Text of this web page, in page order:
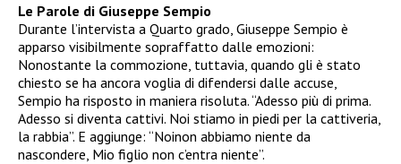
Le Parole di Giuseppe Sempio
Durante l’intervista a Quarto grado, Giuseppe Sempio è
apparso visibilmente sopraffatto dalle emozioni:
Nonostante la commozione, tuttavia, quando gli è stato
chiesto se ha ancora voglia di difendersi dalle accuse,
Sempio ha risposto in maniera risoluta. “Adesso più di prima.
Adesso si diventa cattivi. Noi stiamo in piedi per la cattiveria,
la rabbia”. E aggiunge: “Noinon abbiamo niente da
nascondere, Mio figlio non c’entra niente”.